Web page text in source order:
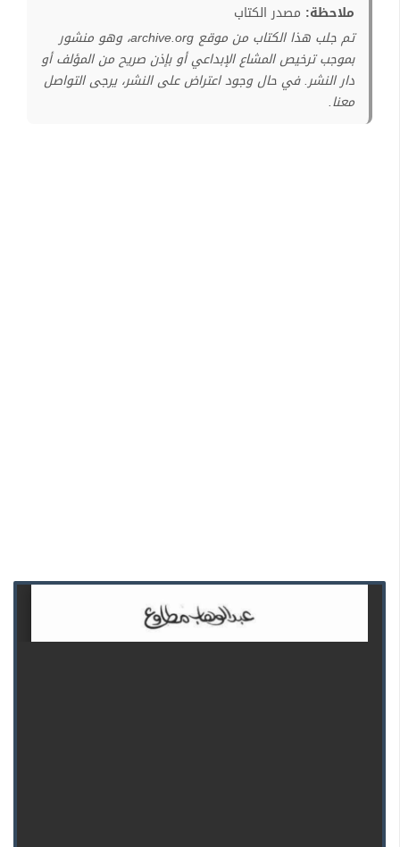
ملاحظة: مصدر الكتاب
تم جلب هذا الكتاب من موقع archive.org، وهو منشور
بموجب ترخيص المشاع الإبداعي أو بإذن صريح من المؤلف أو
دار النشر. في حال وجود اعتراض على النشر، يرجى التواصل
معنا.